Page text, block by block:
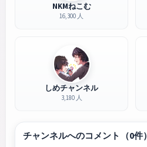
NKMねこむ
16,300 人
しめチャンネル
3,180 人
チャンネルへのコメント（0件）